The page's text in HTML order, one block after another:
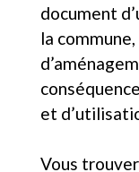
document
la
et
Vous